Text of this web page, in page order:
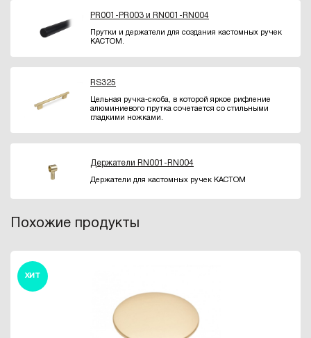
PR001-PR003 и RN001-RN004
Прутки и держатели для создания кастомных ручек
КАСТОМ.
RS325
Цельная ручка-скоба, в которой яркое рифление
алюминиевого прутка сочетается со стильными
гладкими ножками.
Держатели RN001-RN004
Держатели для кастомных ручек КАСТОМ
Похожие продукты
ХИТ